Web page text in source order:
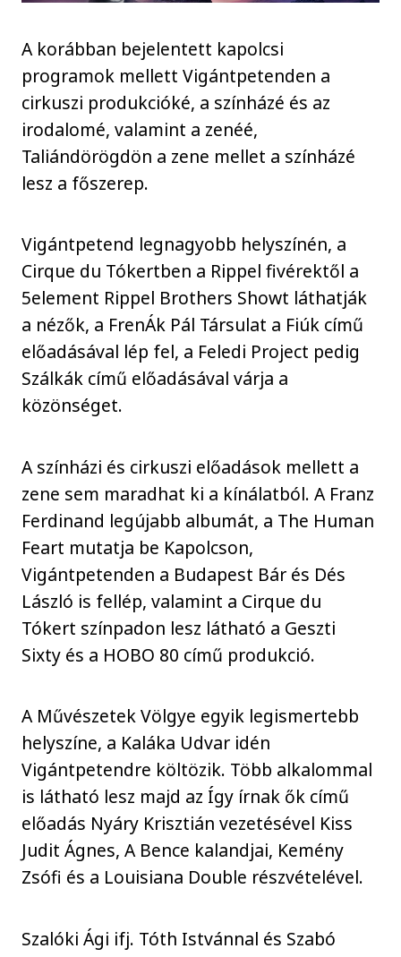
A korábban bejelentett kapolcsi
programok mellett Vigántpetenden a
cirkuszi produkcióké, a színházé és az
irodalomé, valamint a zenéé,
Taliándörögdön a zene mellet a színházé
lesz a főszerep.
Vigántpetend legnagyobb helyszínén, a
Cirque du Tókertben a Rippel fivérektől a
5element Rippel Brothers Showt láthatják
a nézők, a FrenÁk Pál Társulat a Fiúk című
előadásával lép fel, a Feledi Project pedig
Szálkák című előadásával várja a
közönséget.
A színházi és cirkuszi előadások mellett a
zene sem maradhat ki a kínálatból. A Franz
Ferdinand legújabb albumát, a The Human
Feart mutatja be Kapolcson,
Vigántpetenden a Budapest Bár és Dés
László is fellép, valamint a Cirque du
Tókert színpadon lesz látható a Geszti
Sixty és a HOBO 80 című produkció.
A Művészetek Völgye egyik legismertebb
helyszíne, a Kaláka Udvar idén
Vigántpetendre költözik. Több alkalommal
is látható lesz majd az Így írnak ők című
előadás Nyáry Krisztián vezetésével Kiss
Judit Ágnes, A Bence kalandjai, Kemény
Zsófi és a Louisiana Double részvételével.
Szalóki Ági ifj. Tóth Istvánnal és Szabó